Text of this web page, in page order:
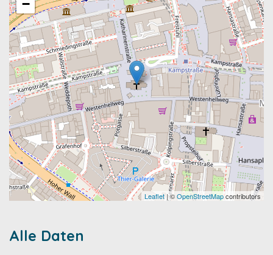
−
Leaflet| ©OpenStreetMapcontributors
Alle Daten